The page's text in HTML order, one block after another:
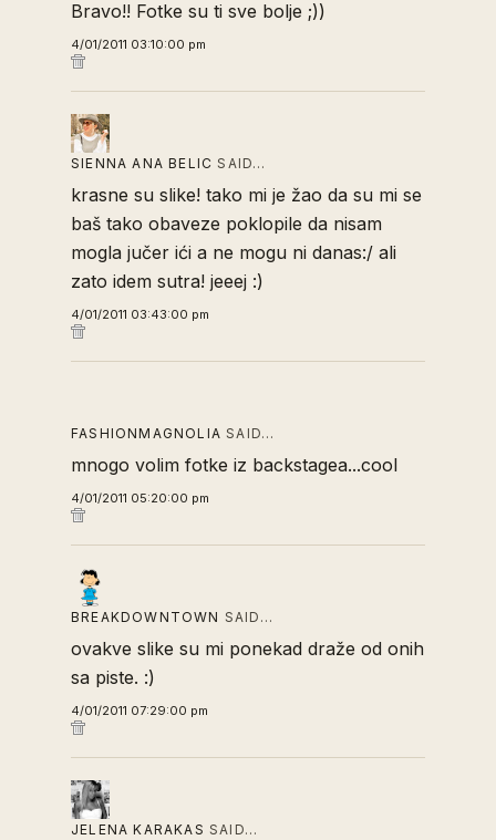
Bravo!! Fotke su ti sve bolje ;))
4/01/2011 03:10:00 pm
SIENNA ANA BELIC SAID…
krasne su slike! tako mi je žao da su mi se
baš tako obaveze poklopile da nisam
mogla jučer ići a ne mogu ni danas:/ ali
zato idem sutra! jeeej :)
4/01/2011 03:43:00 pm
FASHIONMAGNOLIA SAID…
mnogo volim fotke iz backstagea...cool
4/01/2011 05:20:00 pm
BREAKDOWNTOWN SAID…
ovakve slike su mi ponekad draže od onih
sa piste. :)
4/01/2011 07:29:00 pm
JELENA KARAKAS SAID…